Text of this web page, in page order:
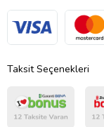
Taksit Seçenekleri